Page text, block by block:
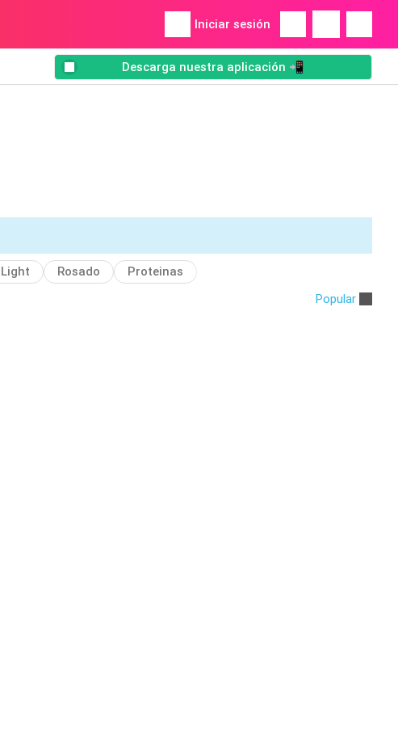
Iniciar sesión
Descarga nuestra aplicación 📲
Light Rosado
Proteinas
Popular